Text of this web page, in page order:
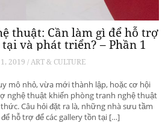
thuật: Cần làm gì để hỗ trợ
và phát triển? – Phần 1
2019 / ART & CULTURE
mô nhỏ, vừa mới thành lập, hoặc cơ hội
nghệ thuật khiến phòng tranh nghệ thuật
Câu hỏi đặt ra là, những nhà sưu tầm
hỗ trợ để các gallery tồn tại […]